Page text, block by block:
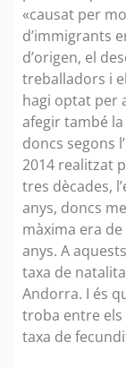
«causat per
d’immigrants
d’origen, el
treballadors i
hagi optat per
afegir també
doncs segons
2014 realitzat
tres dècades,
anys, doncs
màxima era de
anys. A
taxa de
Andorra. I és
troba entre els
taxa de